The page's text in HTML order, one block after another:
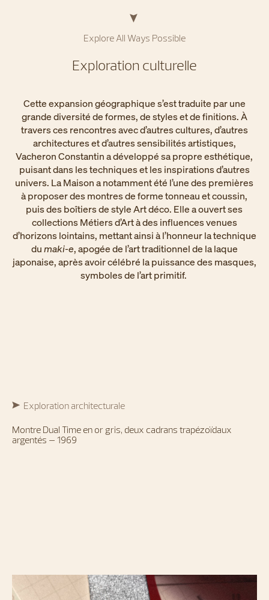
Explore All Ways Possible​
Exploration culturelle
Cette expansion géographique s’est traduite par une
grande diversité de formes, de styles et de finitions. À
travers ces rencontres avec d’autres cultures, d’autres
architectures et d’autres sensibilités artistiques,
Vacheron Constantin a développé sa propre esthétique,
puisant dans les techniques et les inspirations d’autres
univers. La Maison a notamment été l’une des premières
à proposer des montres de forme tonneau et coussin,
puis des boîtiers de style Art déco. Elle a ouvert ses
collections Métiers d’Art à des influences venues
d’horizons lointains, mettant ainsi à l’honneur la technique
dumaki-e, apogée de l’art traditionnel de la laque
japonaise, après avoir célébré la puissance des masques,
symboles de l’art primitif. ​
Exploration architecturale
Montre Dual Time en or gris, deux cadrans trapézoïdaux
argentés – 1969